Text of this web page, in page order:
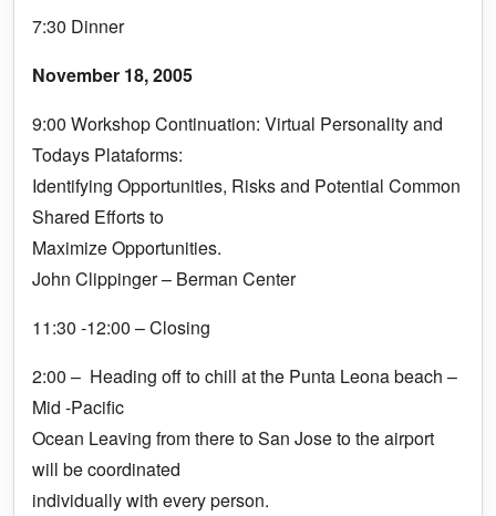
7:30 Dinner
November 18, 2005
9:00 Workshop Continuation: Virtual Personality and
Todays Plataforms:
Identifying Opportunities, Risks and Potential Common
Shared Efforts to
Maximize Opportunities.
John Clippinger – Berman Center
11:30 -12:00 – Closing
2:00 – Heading off to chill at the Punta Leona beach –
Mid -Pacific
Ocean Leaving from there to San Jose to the airport
will be coordinated
individually with every person.